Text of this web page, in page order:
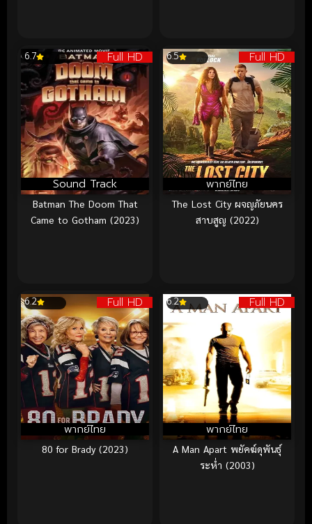
Full HD
Sound Track
6.7
Batman The Doom That
Came to Gotham (2023)
Full HD
พากย์ไทย
6.5
The Lost City ผจญภัยนคร
สาบสูญ (2022)
Full HD
พากย์ไทย
6.2
80 for Brady (2023)
Full HD
พากย์ไทย
6.2
A Man Apart พยัคฆ์ดุพันธุ์
ระห่ำ (2003)